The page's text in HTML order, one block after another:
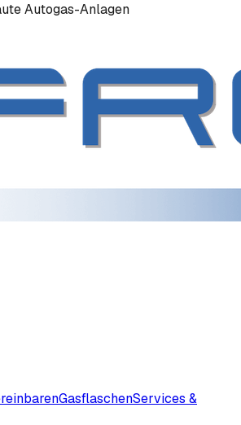
Autogas-Anlagen
GasflaschenServices &